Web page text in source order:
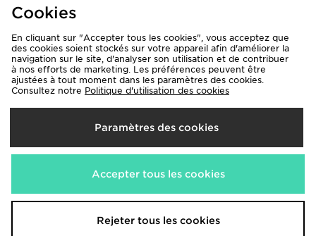
Carte Cadeau
Livraison Vers
France
Nous acceptons les méthodes de paiement suivantes
Visitez notre site corporate www.jdplc.com
Cookies
En cliquant sur "Accepter tous les cookies", vous acceptez que
des cookies soient stockés sur votre appareil afin d'améliorer la
navigation sur le site, d'analyser son utilisation et de contribuer
à nos efforts de marketing. Les préférences peuvent être
ajustées à tout moment dans les paramètres des cookies.
Consultez notre Politique d'utilisation des cookies
Paramètres des cookies
Accepter tous les cookies
Rejeter tous les cookies